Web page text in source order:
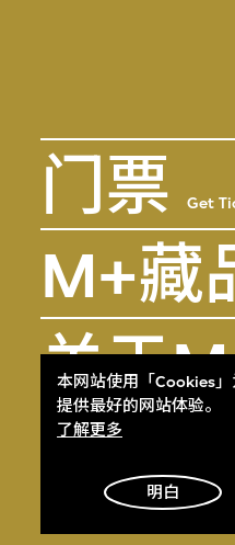
本网站使用「Cookies」
提供最好的网站体验。
了解更多
明白
门票 Get
M+藏
关于
M+杂志